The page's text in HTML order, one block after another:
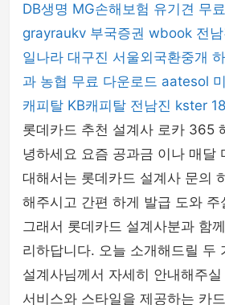
DB생명 MG손해보험 유기견 무
grayraukv 부국증권 wbook 전
일나라 대구진 서울외국환중개
과 농협 무료 다운로드 aatesol
캐피탈 KB캐피탈 전남진 kster
롯데카드 추천 설계사 로카 365
녕하세요 요즘 공과금 이나 매달
대해서는 롯데카드 설계사 문의
해주시고 간편 하게 발급 도와 주
그래서 롯데카드 설계사분과 함
리하답니다. 오늘 소개해드릴 두
설계사님께서 자세히 안내해주
서비스와 스타일을 제공하는 카